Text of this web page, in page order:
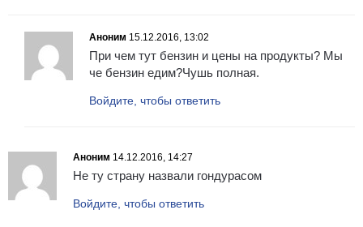
Аноним 15.12.2016, 13:02
При чем тут бензин и цены на продукты? Мы
че бензин едим?Чушь полная.
Войдите, чтобы ответить
Аноним 14.12.2016, 14:27
Не ту страну назвали гондурасом
Войдите, чтобы ответить